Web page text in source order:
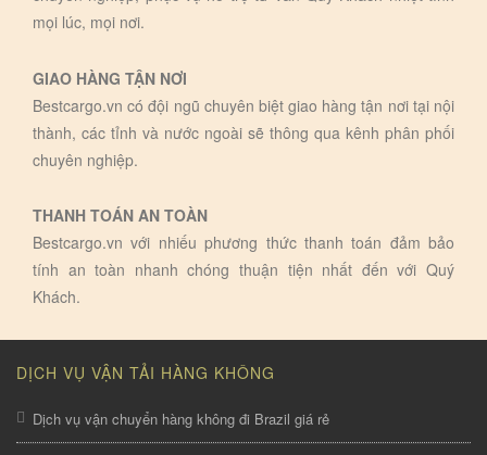
mọi lúc, mọi nơi.
GIAO HÀNG TẬN NƠI
Bestcargo.vn có đội ngũ chuyên biệt giao hàng tận nơi tại nội
thành, các tỉnh và nước ngoài sẽ thông qua kênh phân phối
chuyên nghiệp.
THANH TOÁN AN TOÀN
Bestcargo.vn với nhiếu phương thức thanh toán đảm bảo
tính an toàn nhanh chóng thuận tiện nhất đến với Quý
Khách.
DỊCH VỤ VẬN TẢI HÀNG KHÔNG
Dịch vụ vận chuyển hàng không đi Brazil giá rẻ